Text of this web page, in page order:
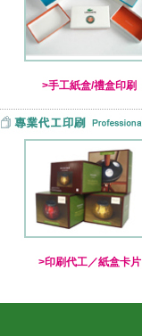
>手工紙盒/禮盒印刷
>印刷代工／紙盒卡片